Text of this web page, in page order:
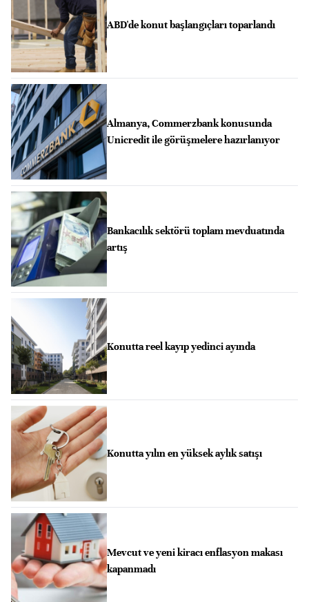
ABD'de konut başlangıçları toparlandı
Almanya, Commerzbank konusunda
Unicredit ile görüşmelere hazırlanıyor
Bankacılık sektörü toplam mevduatında
artış
Konutta reel kayıp yedinci ayında
Konutta yılın en yüksek aylık satışı
Mevcut ve yeni kiracı enflasyon makası
kapanmadı